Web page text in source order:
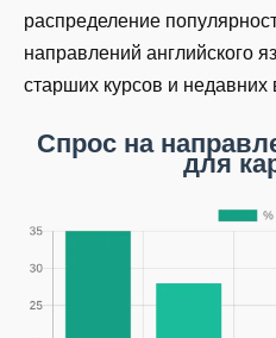
распределение
направлений английского
старших курсов и недавних
Спрос на
для